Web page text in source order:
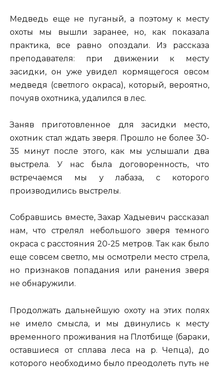
Медведь еще не пуганый, а поэтому к месту
охоты мы вышли заранее, но, как показала
практика, все равно опоздали. Из рассказа
преподавателя: при движении к месту
засидки, он уже увидел кормящегося овсом
медведя (светлого окраса), который, вероятно,
почуяв охотника, удалился в лес.
Заняв приготовленное для засидки место,
охотник стал ждать зверя. Прошло не более 30-
35 минут после этого, как мы услышали два
выстрела. У нас была договоренность, что
встречаемся мы у лабаза, с которого
производились выстрелы.
Собравшись вместе, Захар Хадыевич рассказал
нам, что стрелял небольшого зверя темного
окраса с расстояния 20-25 метров. Так как было
еще совсем светло, мы осмотрели место стрела,
но признаков попадания или ранения зверя
не обнаружили.
Продолжать дальнейшую охоту на этих полях
не имело смысла, и мы двинулись к месту
временного проживания на Плотбище (бараки,
оставшиеся от сплава леса на р. Чепца), до
которого необходимо было преодолеть путь не